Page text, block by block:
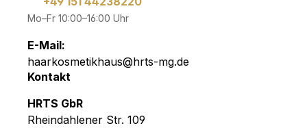
Mo–Fr 10:00–16:00 Uhr
E-Mail:
haarkosmetikhaus@hrts-mg.de
Kontakt
HRTS GbR
Rheindahlener Str. 109